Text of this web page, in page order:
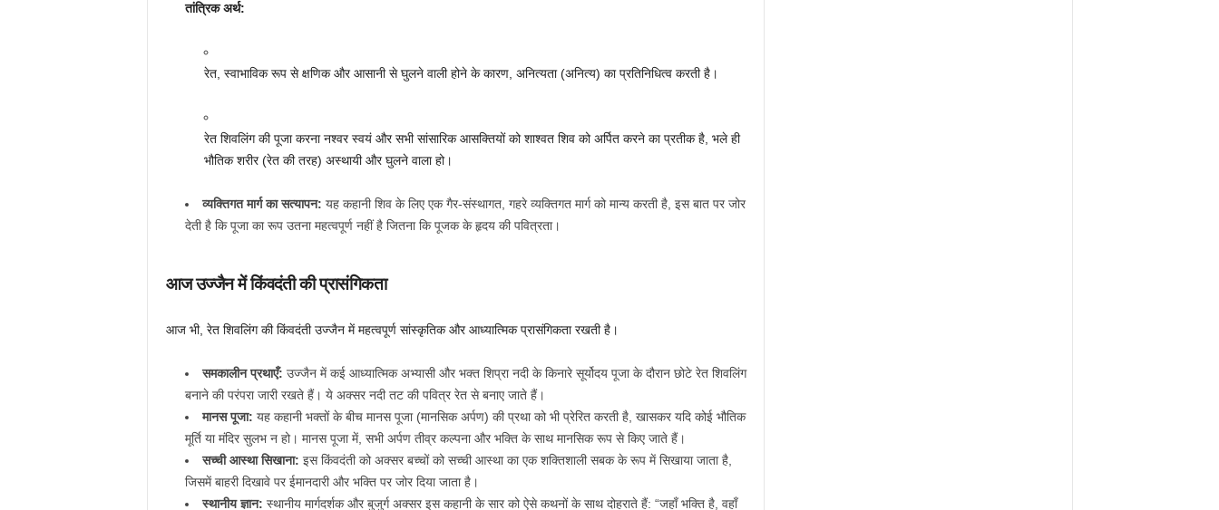
तांत्रिक अर्थ:
रेत, स्वाभाविक रूप से क्षणिक और आसानी से घुलने वाली होने के कारण, अनित्यता (अनित्य) का प्रतिनिधित्व करती है।
रेत शिवलिंग की पूजा करना नश्वर स्वयं और सभी सांसारिक आसक्तियों को शाश्वत शिव को अर्पित करने का प्रतीक है, भले ही
भौतिक शरीर (रेत की तरह) अस्थायी और घुलने वाला हो।
व्यक्तिगत मार्ग का सत्यापन: यह कहानी शिव के लिए एक गैर-संस्थागत, गहरे व्यक्तिगत मार्ग को मान्य करती है, इस बात पर जोर
देती है कि पूजा का रूप उतना महत्वपूर्ण नहीं है जितना कि पूजक के हृदय की पवित्रता।
आज उज्जैन में किंवदंती की प्रासंगिकता
आज भी, रेत शिवलिंग की किंवदंती उज्जैन में महत्वपूर्ण सांस्कृतिक और आध्यात्मिक प्रासंगिकता रखती है।
समकालीन प्रथाएँ: उज्जैन में कई आध्यात्मिक अभ्यासी और भक्त शिप्रा नदी के किनारे सूर्योदय पूजा के दौरान छोटे रेत शिवलिंग
बनाने की परंपरा जारी रखते हैं। ये अक्सर नदी तट की पवित्र रेत से बनाए जाते हैं।
मानस पूजा: यह कहानी भक्तों के बीच मानस पूजा (मानसिक अर्पण) की प्रथा को भी प्रेरित करती है, खासकर यदि कोई भौतिक
मूर्ति या मंदिर सुलभ न हो। मानस पूजा में, सभी अर्पण तीव्र कल्पना और भक्ति के साथ मानसिक रूप से किए जाते हैं।
सच्ची आस्था सिखाना: इस किंवदंती को अक्सर बच्चों को सच्ची आस्था का एक शक्तिशाली सबक के रूप में सिखाया जाता है,
जिसमें बाहरी दिखावे पर ईमानदारी और भक्ति पर जोर दिया जाता है।
स्थानीय ज्ञान: स्थानीय मार्गदर्शक और बुजुर्ग अक्सर इस कहानी के सार को ऐसे कथनों के साथ दोहराते हैं: “जहाँ भक्ति है, वहाँ